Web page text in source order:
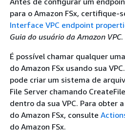
para o Amazon FSx, certifique-
Interface VPC endpoint
Guia do usuário da Amazon VPC.
É possível chamar qualquer
do Amazon FSx usando sua
pode criar um sistema de
File Server chamando
dentro da sua VPC. Para obter
do Amazon FSx, consulte
do Amazon FSx.